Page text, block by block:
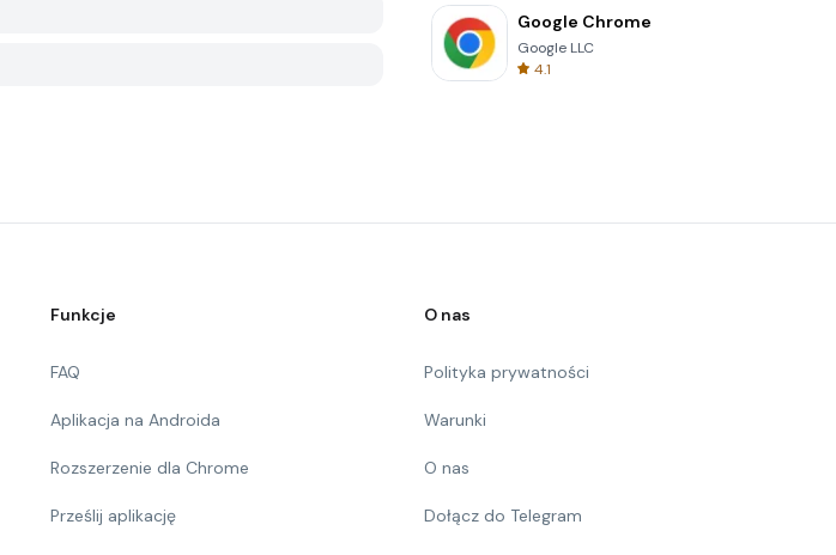
Google Chrome
Google LLC
4.1
Funkcje
FAQ
Aplikacja na Androida
Rozszerzenie dla Chrome
Prześlij aplikację
O nas
Polityka prywatności
Warunki
O nas
Dołącz do Telegram